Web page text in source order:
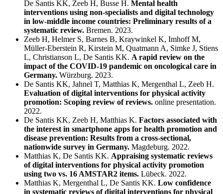
De Santis KK, Zeeb H, Busse H. Mental health
interventions using non-specialists and digital technology
in low-middle income countries: Preliminary results of a
systematic review. Bremen. 2023.
Zeeb H, Helmer S, Barnes B, Kraywinkel K, Imhoff M,
Müller-Eberstein R, Kirstein M, Quatmann A, Simke J, Stiens
L, Christianson L, De Santis KK. A rapid review on the
impact of the COVID-19 pandemic on oncological care in
Germany. Würzburg. 2023.
De Santis KK, Jahnel T, Matthias K, Mergenthal L, Zeeb H.
Evaluation of digital interventions for physical activity
promotion: Scoping review of reviews. online presentation.
2022.
De Santis KK, Zeeb H, Matthias K. Factors associated with
the interest in smartphone apps for health promotion and
disease prevention: Results from a cross-sectional,
nationwide survey in Germany. Magdeburg. 2022.
Matthias K, De Santis KK. Appraising systematic reviews
of digital interventions for physical activity promotion
using two vs. 16 AMSTAR2 items. Lübeck. 2022.
Matthias K, Mergenthal L, De Santis KK. Low confidence
in systematic reviews of digital interventions for physical